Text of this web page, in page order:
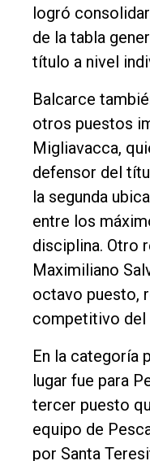
logró
de la tabla
título a nivel
Balcarce
otros puestos
Migliavacca,
defensor del
la segunda
entre los
disciplina. Otro
Maximiliano
octavo puesto,
competitivo del
En la categoría
lugar fue para
tercer puesto
equipo de
por Santa